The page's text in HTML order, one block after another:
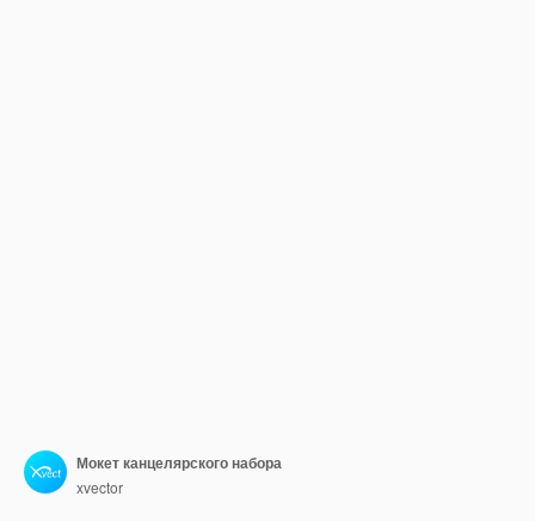
Мокет канцелярского набора
xvector